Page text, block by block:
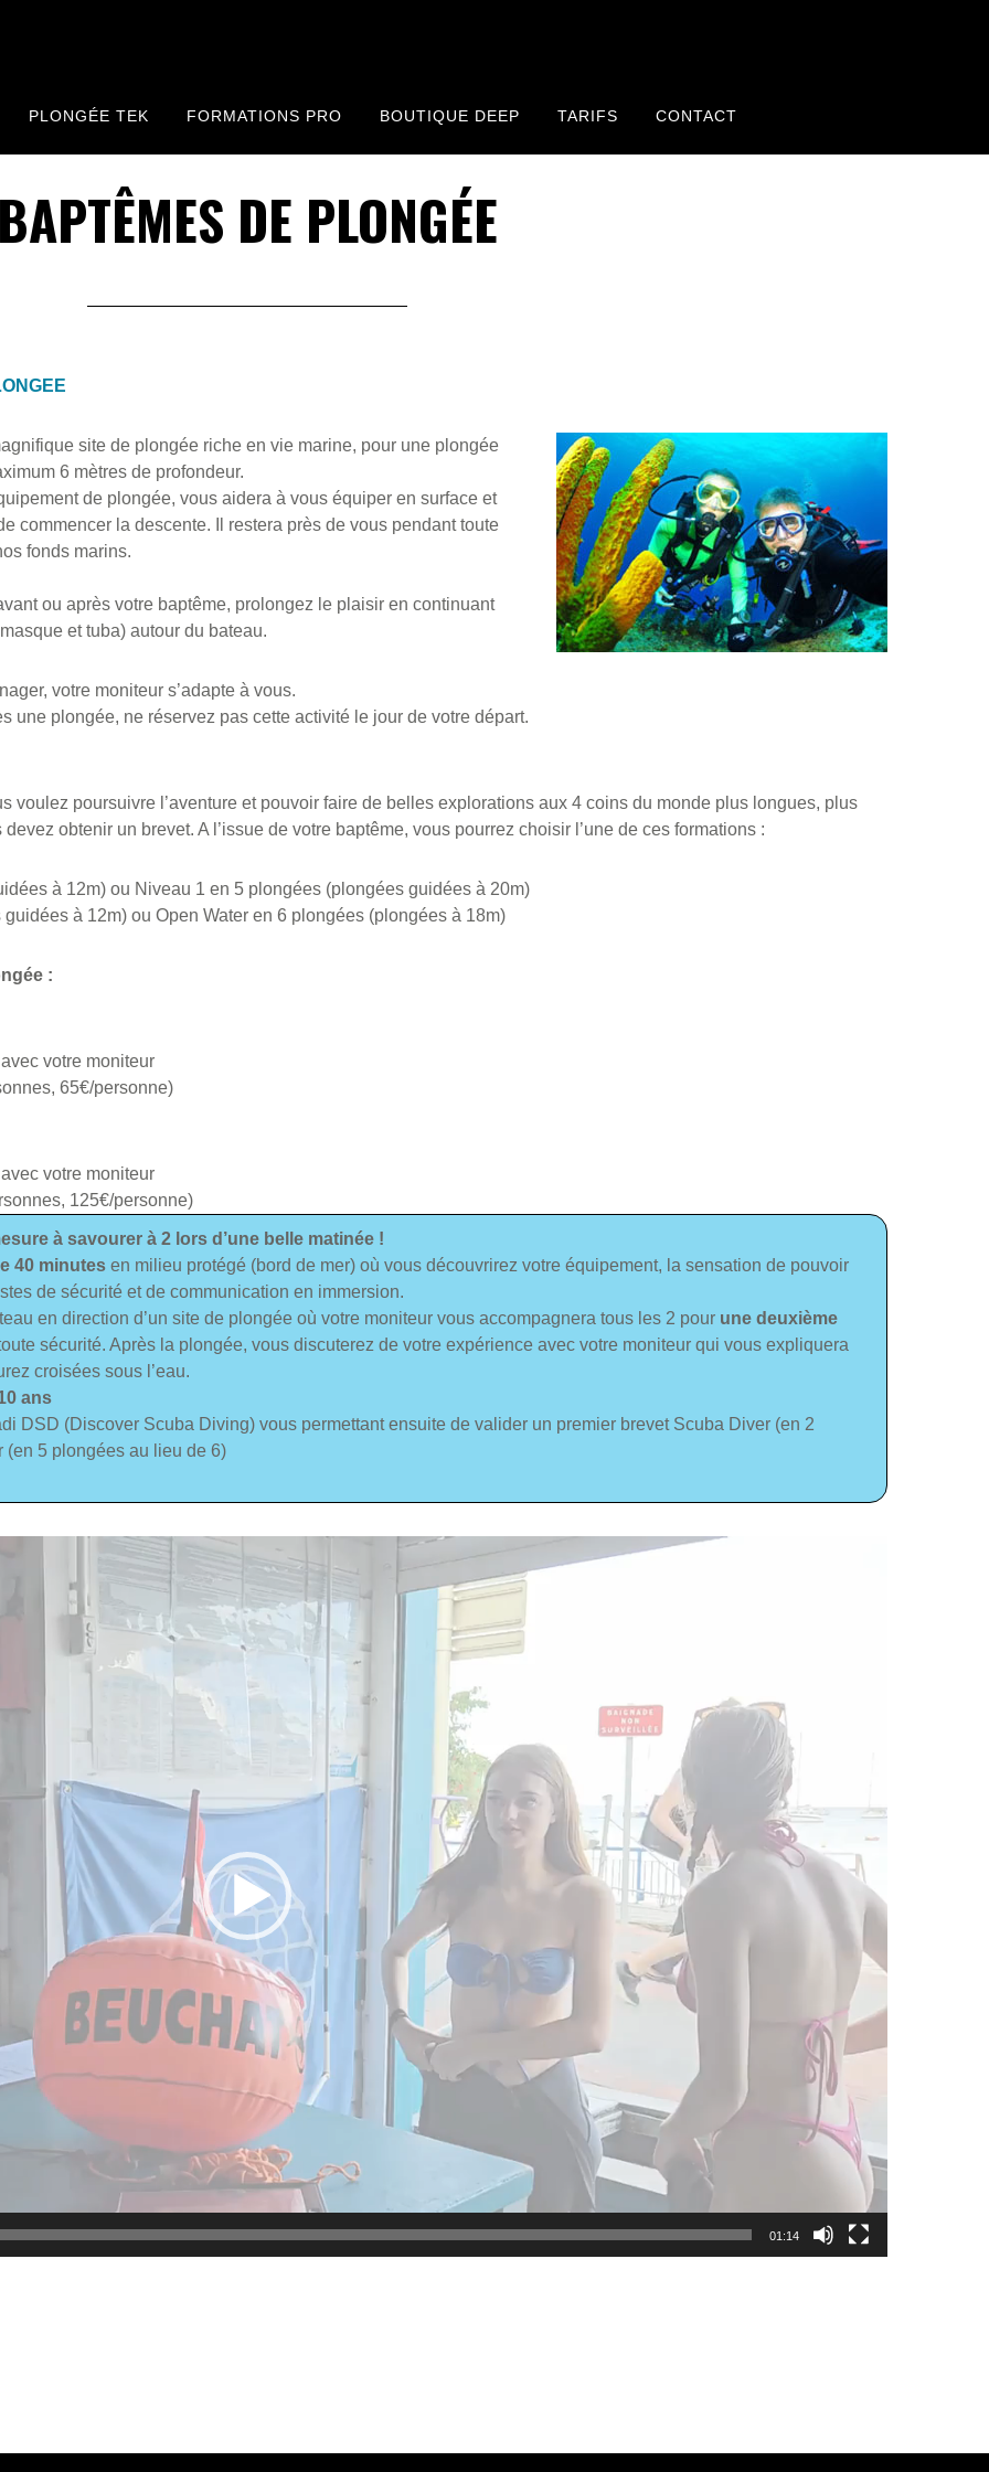
PLONGÉE TEK FORMATIONS PRO BOUTIQUE DEEP TARIFS CONTACT
BAPTÊMES DE PLONGÉE
site de plongée riche en vie marine, pour une plongée
6 mètres de profondeur.
de plongée, vous aidera à vous équiper en surface et
commencer la descente. Il restera près de vous pendant toute
fonds marins.
ou après votre baptême, prolongez le plaisir en continuant
et tuba) autour du bateau.
votre moniteur s’adapte à vous.
une plongée, ne réservez pas cette activité le jour de votre départ.
voulez poursuivre l’aventure et pouvoir faire de belles explorations aux 4 coins du monde plus longues, plus
obtenir un brevet. A l’issue de votre baptême, vous pourrez choisir l’une de ces formations :
à 12m) ou Niveau 1 en 5 plongées (plongées guidées à 20m)
à 12m) ou Open Water en 6 plongées (plongées à 18m)
:
votre moniteur
65€/personne)
votre moniteur
125€/personne)
à savourer à 2 lors d’une belle matinée !
40 minutes en milieu protégé (bord de mer) où vous découvrirez votre équipement, la sensation de pouvoir
de sécurité et de communication en immersion.
en direction d’un site de plongée où votre moniteur vous accompagnera tous les 2 pour une deuxième
sécurité. Après la plongée, vous discuterez de votre expérience avec votre moniteur qui vous expliquera
croisées sous l’eau.
ans
DSD (Discover Scuba Diving) vous permettant ensuite de valider un premier brevet Scuba Diver (en 2
(en 5 plongées au lieu de 6)
01:14